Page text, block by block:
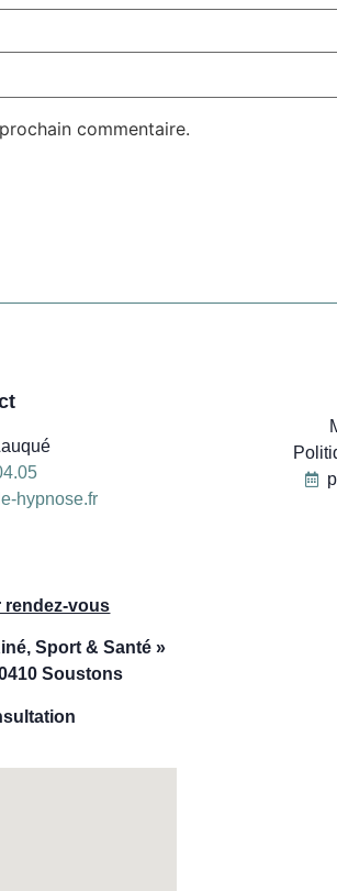
commentaire.
hypnose.fr
vous
Sport & Santé »
Soustons